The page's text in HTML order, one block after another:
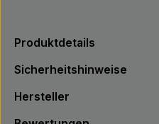
Produktdetails
Sicherheitshinweise
Hersteller